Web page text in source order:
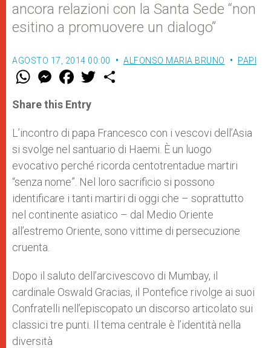
ancora relazioni con la Santa Sede “non
esitino a promuovere un dialogo”
AGOSTO 17, 2014 00:00 ALFONSO MARIA BRUNO PAPI
W
t
s
p
p
M
e
s
e
g
e
r
F
a
e
b
o
k
w
r
Share this Entry
L’incontro di papa Francesco con i vescovi dell’Asia
si svolge nel santuario di Haemi. È un luogo
evocativo perché ricorda centotrentadue martiri
“senza nome”. Nel loro sacrificio si possono
identificare i tanti martiri di oggi che – soprattutto
nel continente asiatico – dal Medio Oriente
all’estremo Oriente, sono vittime di persecuzione
cruenta.
Dopo il saluto dell’arcivescovo di Mumbay, il
cardinale Oswald Gracias, il Pontefice rivolge ai suoi
Confratelli nell’episcopato un discorso articolato sui
classici tre punti. Il tema centrale è l’identità nella
diversità